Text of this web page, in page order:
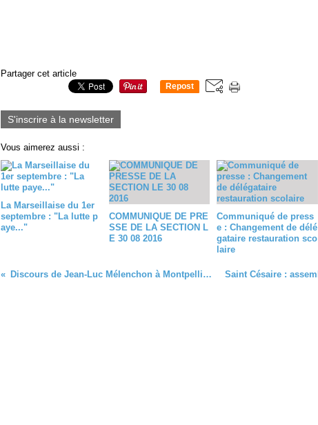
Partager cet article
Repost
S'inscrire à la newsletter
Vous aimerez aussi :
La Marseillaise du 1er
septembre : "La lutte p
aye..."
COMMUNIQUE DE PRE
SSE DE LA SECTION L
E 30 08 2016
Communiqué de press
e : Changement de délé
gataire restauration sco
laire
Discours de Jean-Luc Mélenchon à Montpellier le 8 février 2012